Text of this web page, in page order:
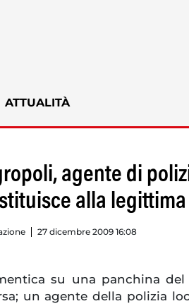
ATTUALITÀ
agente di
alla
27 dicembre 2009 16:08
su una panchina
un agente della polizia